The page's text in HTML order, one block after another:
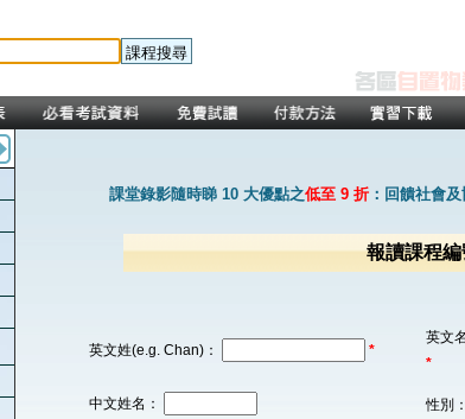
課堂錄影隨時睇 10 大優點之低至 9 折 ：回饋社會
報讀課程
英文姓(e.g. Chan)： *
英文
*
中文姓名： 性別：